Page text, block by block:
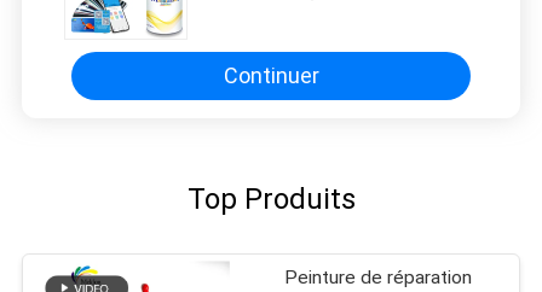
Continuer
Top Produits
Peinture de réparation